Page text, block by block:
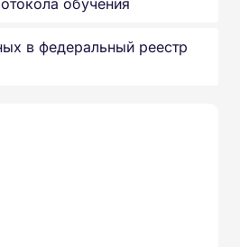
обучения
в федеральный реестр